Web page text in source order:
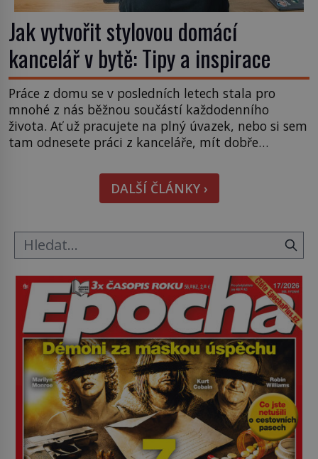
Jak vytvořit stylovou domácí
kancelář v bytě: Tipy a inspirace
Práce z domu se v posledních letech stala pro
mnohé z nás běžnou součástí každodenního
života. Ať už pracujete na plný úvazek, nebo si sem
tam odnesete práci z kanceláře, mít dobře
práci, pohodlí a produktivitě. Vytvoření stylového
a funkčního pracovního prostoru v malém bytě
však nemusí být […]
DALŠÍ ČLÁNKY ›